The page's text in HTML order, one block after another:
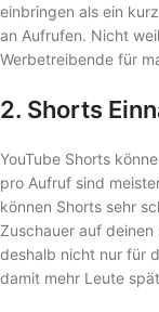
einbringen als ein
an Aufrufen. Nicht
Werbetreibende für
2. Shorts
YouTube Shorts
pro Aufruf sind
können Shorts sehr
Zuschauer auf
deshalb nicht nur für
damit mehr Leute